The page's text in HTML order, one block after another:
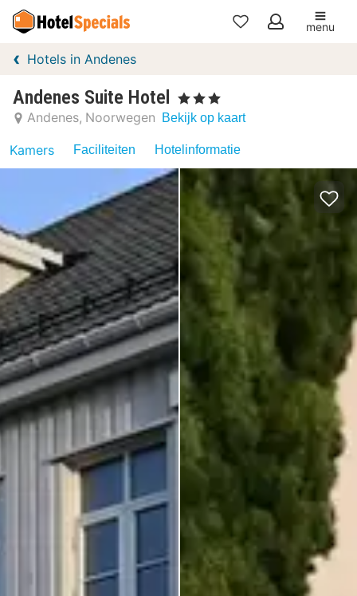
Mijn
menu
Hotels in Andenes
Andenes Suite Hotel , 3 Sterren
Andenes Noorwegen Bekijk op kaart
Kamers Faciliteiten Hotelinformatie